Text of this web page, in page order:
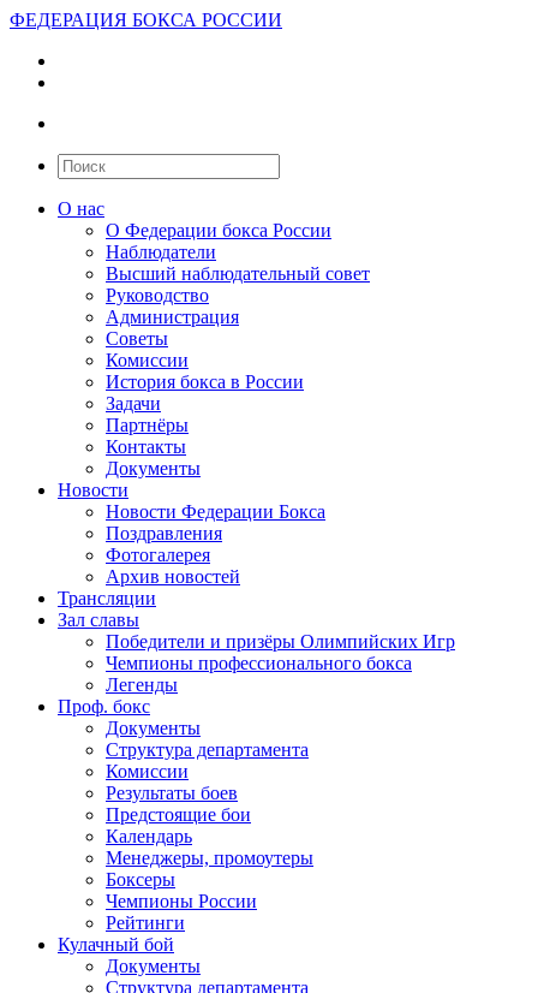
ФЕДЕРАЦИЯ БОКСА РОССИИ
О нас
О Федерации бокса России
Наблюдатели
Высший наблюдательный совет
Руководство
Администрация
Советы
Комиссии
История бокса в России
Задачи
Партнёры
Контакты
Документы
Новости
Новости Федерации Бокса
Поздравления
Фотогалерея
Архив новостей
Трансляции
Зал славы
Победители и призёры Олимпийских Игр
Чемпионы профессионального бокса
Легенды
Проф. бокс
Документы
Структура департамента
Комиссии
Результаты боев
Предстоящие бои
Календарь
Менеджеры, промоутеры
Боксеры
Чемпионы России
Рейтинги
Кулачный бой
Документы
Структура департамента